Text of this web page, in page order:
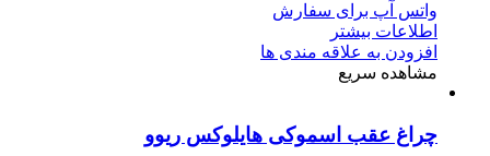
واتس آپ برای سفارش
اطلاعات بیشتر
افزودن به علاقه مندی ها
مشاهده سریع
چراغ عقب اسموکی هایلوکس ریوو